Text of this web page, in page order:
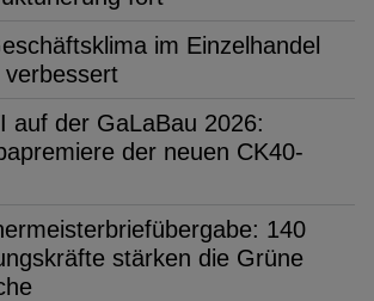
im Einzelhandel
verbessert
auf der GaLaBau 2026:
der neuen CK40-
140
stärken die Grüne